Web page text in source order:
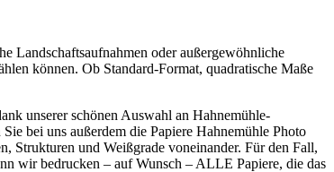
Landschaftsaufnahmen oder außergewöhnliche
können. Ob Standard-Format, quadratische Maße
unserer schönen Auswahl an Hahnemühle-
bei uns außerdem die Papiere Hahnemühle Photo
Strukturen und Weißgrade voneinander. Für den Fall,
wir bedrucken – auf Wunsch – ALLE Papiere, die das